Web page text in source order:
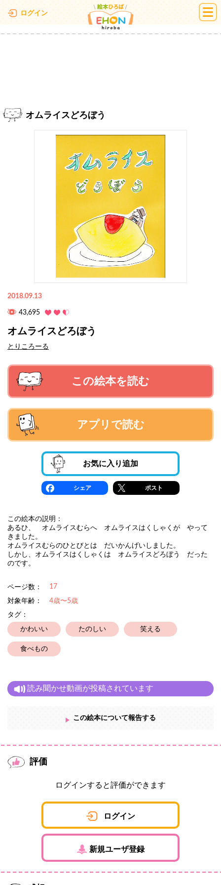
ログイン 絵本ひろば
オムライスどろぼう
2018.09.13
43,695
オムライスどろぼう
とりころーる
この絵本を読む
アプリで読む
お気に入り追加
シェア ポスト
この絵本の説明：
あるひ、 オムライスむらへ オムライスはくしゃくが やって
きました。
オムライスむらのひとびとは だいかんげいしました。
しかし、オムライスはくしゃくは オムライスどろぼう だった
のです。
ページ数： 17
対象年齢：
4歳〜5歳
タグ：
かわいい たのしい 笑える
食べもの
読み聞かせ動画が投稿されています
この絵本について報告する
評価
ログインすると評価ができます
ログイン
新規ユーザ登録